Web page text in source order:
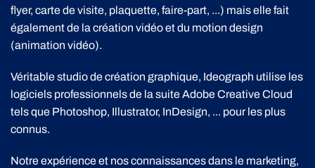
flyer, carte de visite, plaquette, faire-part, ...) mais elle fait
également de la création vidéo et du motion design
(animation vidéo).
Véritable studio de création graphique, Ideograph utilise les
logiciels professionnels de la suite Adobe Creative Cloud
tels que Photoshop, Illustrator, InDesign, ... pour les plus
connus.
Notre expérience et nos connaissances dans le marketing,